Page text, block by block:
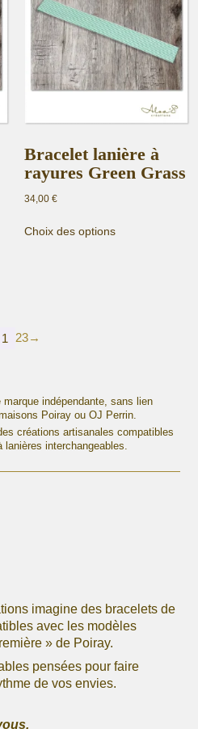
options
peuvent
être
choisies
sur
la
du
Bracelet lanière à
rayures Green Grass
34,00 €
Choix des optionsproduit
la
page
du
1 23→
marque indépendante, sans lien
Poiray ou OJ Perrin.
créations artisanales compatibles
interchangeables.
imagine des bracelets de
avec les modèles
» de Poiray.
pensées pour faire
de vos envies.